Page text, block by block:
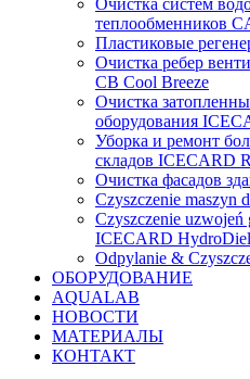
Очистка систем
теплообменников
Пластиковые
Очистка ребер
CB Cool Breeze
Очистка
оборудования
Уборка и ремонт
складов ICECARD
Очистка фасадов
Czyszczenie maszyn
Czyszczenie
ICECARD
Odpylanie &
ОБОРУДОВАНИЕ
AQUALAB
НОВОСТИ
МАТЕРИАЛЫ
КОНТАКТ